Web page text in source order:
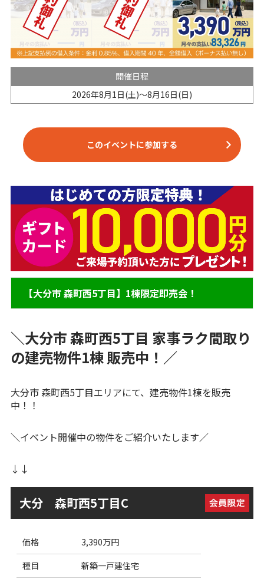
開催日程
2026年8月1日(土)～8月16日(日)
このイベントに参加する
【大分市 森町西5丁目】1棟限定即売会！
＼大分市 森町西5丁目 家事ラク間取り
の建売物件1棟 販売中！／
大分市 森町西5丁目エリアにて、建売物件1棟を販売
中！！
＼イベント開催中の物件をご紹介いたします／
↓↓
大分 森町西5丁目C
価格
3,390万円
種目
新築一戸建住宅